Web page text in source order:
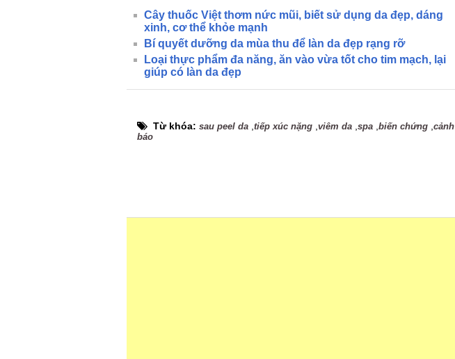
Cây thuốc Việt thơm nức mũi, biết sử dụng da đẹp, dáng
xinh, cơ thể khỏe mạnh
Bí quyết dưỡng da mùa thu để làn da đẹp rạng rỡ
Loại thực phẩm đa năng, ăn vào vừa tốt cho tim mạch, lại
giúp có làn da đẹp
Từ khóa: sau peel da tiếp xúc nặng viêm da spa biến chứng cảnh
báo